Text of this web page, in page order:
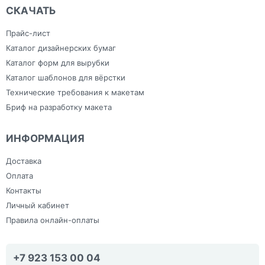
СКАЧАТЬ
Прайс-лист
Каталог дизайнерских бумаг
Каталог форм для вырубки
Каталог шаблонов для вёрстки
Технические требования к макетам
Бриф на разработку макета
ИНФОРМАЦИЯ
Доставка
Оплата
Контакты
Личный кабинет
Правила онлайн-оплаты
+7 923 153 00 04